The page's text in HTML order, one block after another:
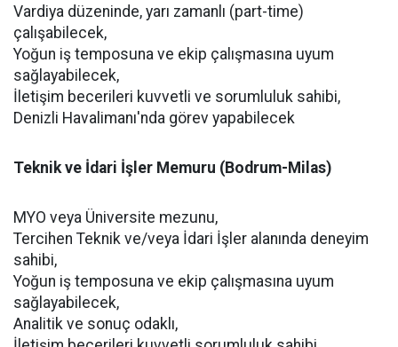
Vardiya düzeninde, yarı zamanlı (part-time)
çalışabilecek,
Yoğun iş temposuna ve ekip çalışmasına uyum
sağlayabilecek,
İletişim becerileri kuvvetli ve sorumluluk sahibi,
Denizli Havalimanı'nda görev yapabilecek
Teknik ve İdari İşler Memuru (Bodrum-Milas)
MYO veya Üniversite mezunu,
Tercihen Teknik ve/veya İdari İşler alanında deneyim
sahibi,
Yoğun iş temposuna ve ekip çalışmasına uyum
sağlayabilecek,
Analitik ve sonuç odaklı,